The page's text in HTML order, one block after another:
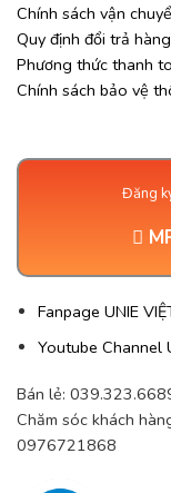
Chính sách vận
Quy định đổi trả hàng
Phương thức thanh
Chính sách bảo vệ
Đăng
Fanpage UNIE
Youtube Channel
Bán lẻ:
Chăm sóc khách
0976721868